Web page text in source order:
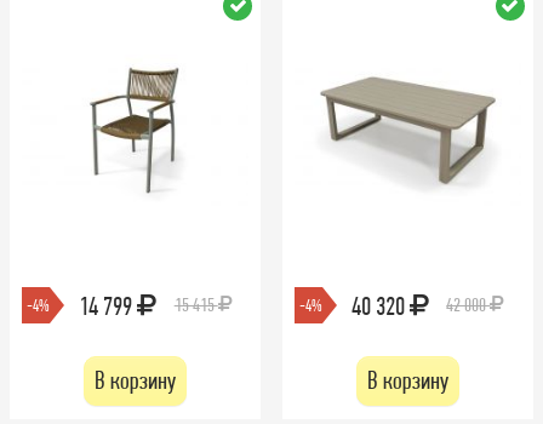
-4% 14 799 15 415
В корзину
-4% 40 320 42 000
В корзину